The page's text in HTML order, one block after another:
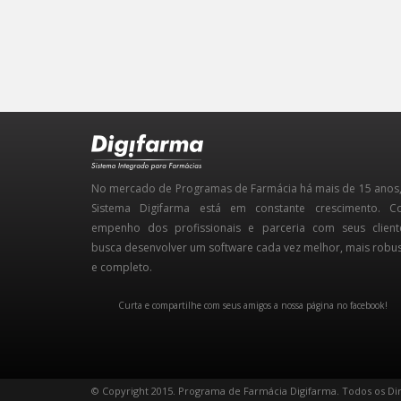
No mercado de Programas de Farmácia há mais de 15
Sistema Digifarma está em constante crescimento.
empenho dos profissionais e parceria com seus
busca desenvolver um software cada vez melhor, mais
e completo.
Curta e compartilhe com seus amigos a nossa página no facebook!
© Copyright 2015. Programa de Farmácia Digifarma. Todos os